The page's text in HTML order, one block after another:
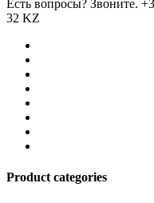
Есть вопросы? Звоните.
32 KZ
Product categories